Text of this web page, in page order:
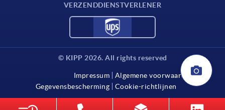
VERZENDDIENSTVERLENER
© KIPP 2026. All rights reserved
Impressum
Algemene voorwaarden
Gegevensbescherming
Cookie-richtlijnen